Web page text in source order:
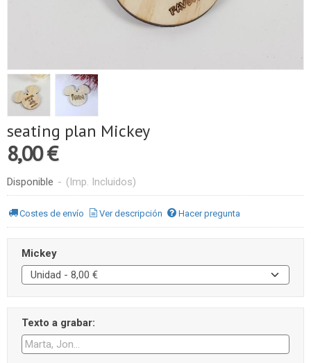
seating plan Mickey
8,00 €
Disponible - (Imp. Incluidos)
Costes de envío Ver descripción Hacer pregunta
Mickey
Texto a grabar: